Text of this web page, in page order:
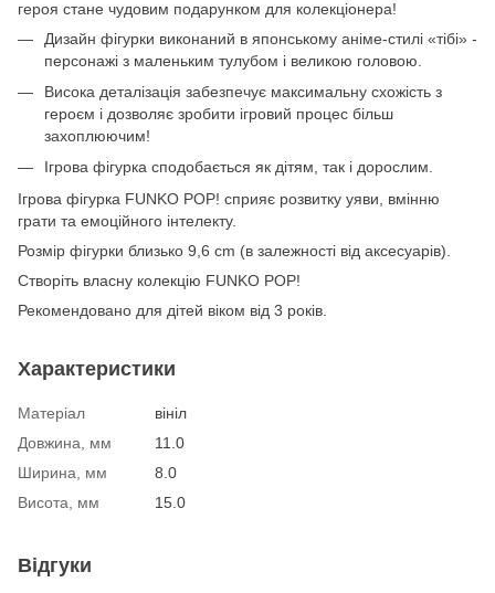
героя стане чудовим подарунком для колекціонера!
Дизайн фігурки виконаний в японському аніме-стилі «тібі» -
персонажі з маленьким тулубом і великою головою.
Висока деталізація забезпечує максимальну схожість з
героєм і дозволяє зробити ігровий процес більш
захоплюючим!
Ігрова фігурка сподобається як дітям, так і дорослим.
Ігрова фігурка FUNKO POP! сприяє розвитку уяви, вмінню
грати та емоційного інтелекту.
Розмір фігурки близько 9,6 cm (в залежності від аксесуарів).
Створіть власну колекцію FUNKO POP!
Рекомендовано для дітей віком від 3 років.
Характеристики
Матеріал
вініл
Довжина, мм
11.0
Ширина, мм
8.0
Висота, мм
15.0
Відгуки